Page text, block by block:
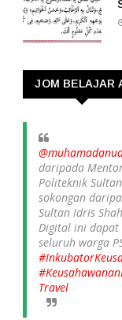
JOM BELAJAR
daripada
Politeknik
sokongan
Sultan Idris
Digital ini dapat
seluruh warga
Travel